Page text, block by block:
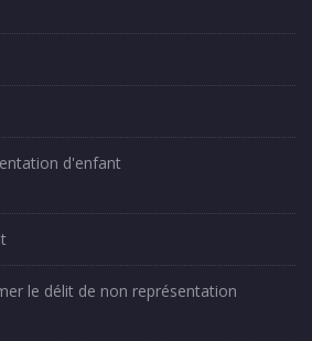
d'enfant
le délit de non représentation